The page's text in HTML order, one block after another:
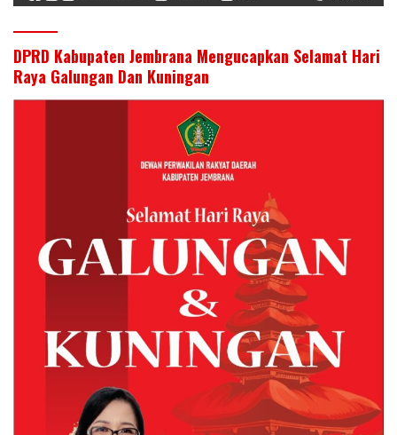
DPRD Kabupaten Jembrana Mengucapkan Selamat Hari
Raya Galungan Dan Kuningan